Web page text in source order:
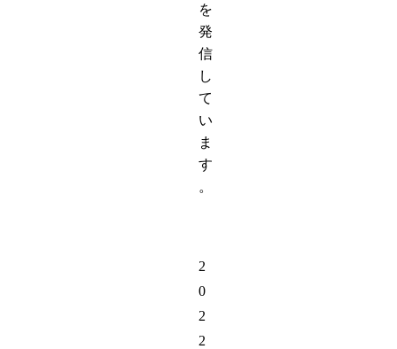
を
発
信
し
て
い
ま
す
。
2
0
2
2